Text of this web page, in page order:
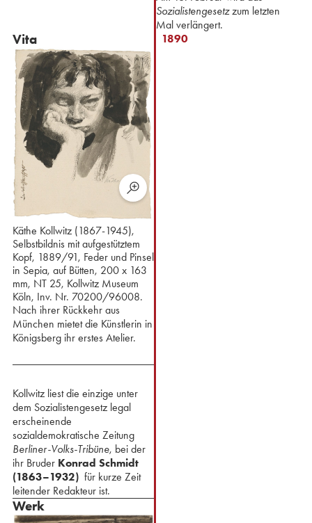
Sozialistengesetzzum letzten
Mal verlängert.
Vita
Käthe Kollwitz (1867-1945),
Selbstbildnis mit aufgestütztem
Kopf, 1889/91, Feder und Pinsel
in Sepia, auf Bütten, 200 x 163
mm, NT 25, Kollwitz Museum
Köln, Inv. Nr. 70200/96008.
Nach ihrer Rückkehr aus
München mietet die Künstlerin in
Königsberg ihr erstes Atelier.
⁢⁢Kollwitz liest die einzige unter
dem Sozialistengesetz legal
erscheinende
sozialdemokratische Zeitung
Berliner-Volks-Tribüne, bei der
ihr Bruder Konrad Schmidt
(1863–1932)für kurze Zeit
leitender Redakteur ist.
Werk
1890